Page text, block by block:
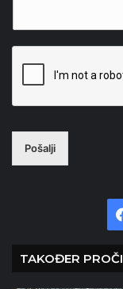
Pošalji
TAKOĐER